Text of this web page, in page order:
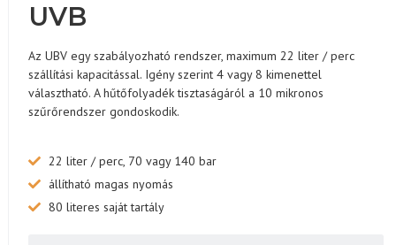
UVB
Az UBV egy szabályozható rendszer, maximum 22 liter / perc
szállítási kapacitással. Igény szerint 4 vagy 8 kimenettel
választható. A hűtőfolyadék tisztaságáról a 10 mikronos
szűrőrendszer gondoskodik.
22 liter / perc, 70 vagy 140 bar
állítható magas nyomás
80 literes saját tartály